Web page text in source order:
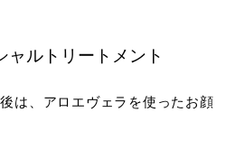
ャルトリートメント
は、アロエヴェラを使ったお顔